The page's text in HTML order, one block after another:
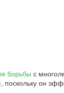
борьбы с
, поскольку он